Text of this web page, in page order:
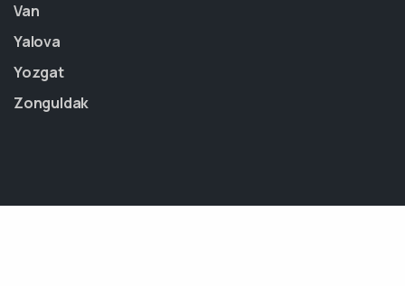
Van
Yalova
Yozgat
Zonguldak